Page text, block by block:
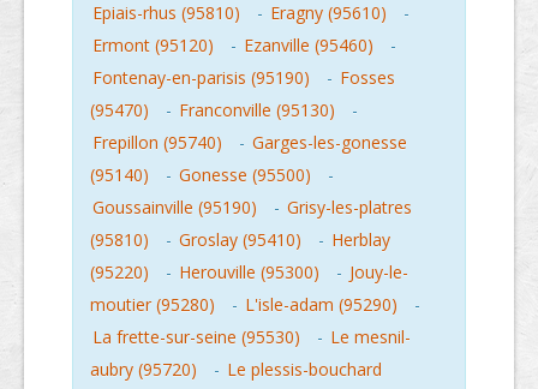
Epiais-rhus (95810)
- Eragny (95610)
-
Ermont (95120)
- Ezanville (95460)
-
Fontenay-en-parisis (95190)
- Fosses
(95470)
- Franconville (95130)
-
Frepillon (95740)
- Garges-les-gonesse
(95140)
- Gonesse (95500)
-
Goussainville (95190)
- Grisy-les-platres
(95810)
- Groslay (95410) - Herblay
(95220)
- Herouville (95300) - Jouy-le-
moutier (95280)
- L'isle-adam (95290)
-
La frette-sur-seine (95530)
- Le mesnil-
aubry (95720)
- Le plessis-bouchard